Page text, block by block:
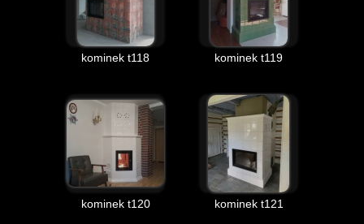
kominek t118 kominek t119
kominek t120 kominek t121